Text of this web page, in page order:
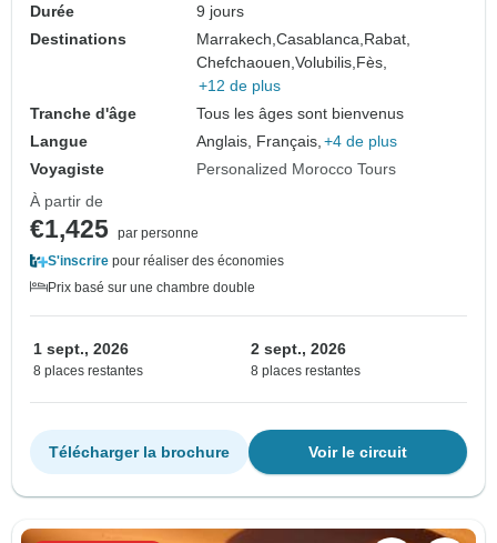
Durée
9 jours
Destinations
Marrakech,Casablanca, Rabat,
Chefchaouen,Volubilis, Fès,
+12 de plus
Tranche d'âge
Tous les âges sont bienvenus
Langue
Anglais, Français, +4 de plus
Voyagiste
Personalized Morocco Tours
À partir de
€1,425 par personne
S'inscrire pour réaliser des économies
Prix basé sur une chambre double
1 sept., 2026
8 places restantes
2 sept., 2026
8 places restantes
Voir le circuit
Télécharger la brochure